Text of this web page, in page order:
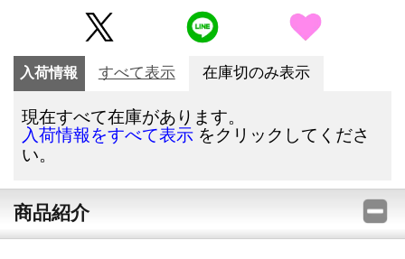
入荷情報 すべて表示 在庫切のみ表示
現在すべて在庫があります。
入荷情報をすべて表示 をクリックしてくださ
い。
商品紹介